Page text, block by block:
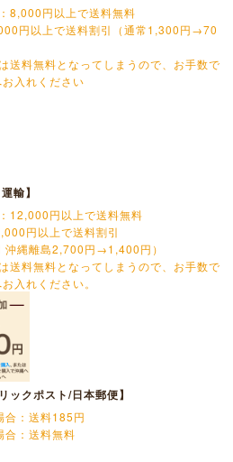
8,000円以上で送料無料
円以上で送料割引（通常1,300円→70
送料無料となってしまうので、お手数で
入れください
輸】
12,000円以上で送料無料
円以上で送料割引
縄離島2,700円→1,400円）
送料無料となってしまうので、お手数で
入れください。
ックポスト/日本郵便】
合：送料185円
合：送料無料